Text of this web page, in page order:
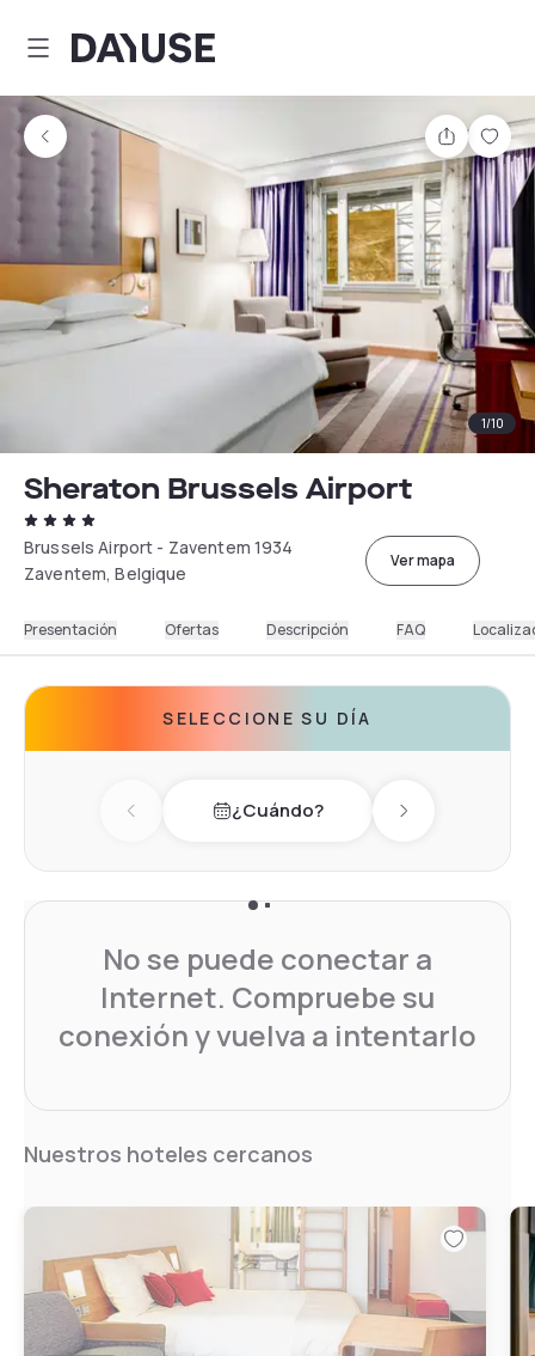
Dayuse
1/10
Sheraton Brussels Airport
Brussels Airport - Zaventem 1934
Zaventem, Belgique
Ver mapa
Presentación Ofertas Descripción FAQ
SELECCIONE SU DÍA
Previous day¿Cuándo? Next day
No se puede conectar a
Internet. Compruebe su
conexión y vuelva a intentarlo
Nuestros hoteles cercanos